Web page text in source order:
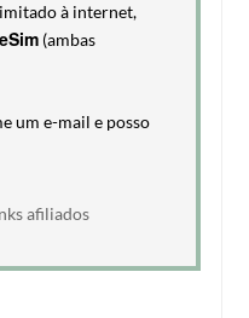
à internet,
(ambas
um e-mail e posso
afiliados